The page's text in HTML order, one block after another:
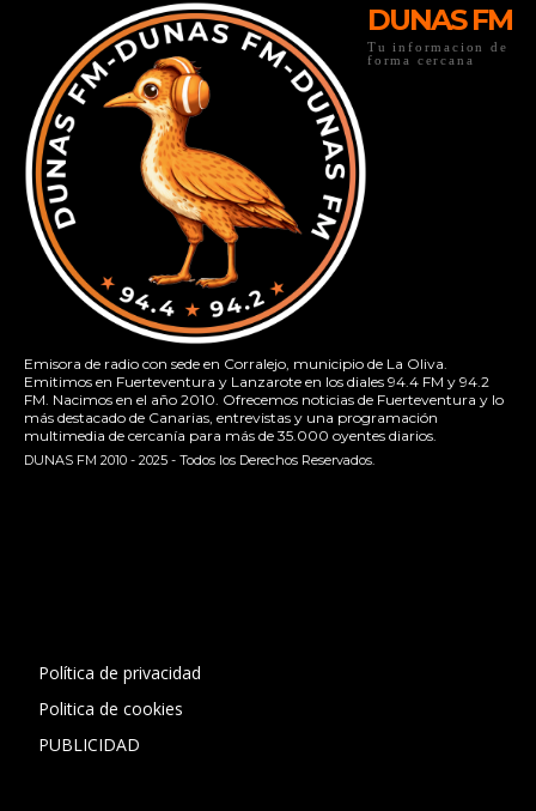
DUNAS FM
Tu informacion de
forma cercana
Emisora de radio con sede en Corralejo, municipio de La Oliva.
Emitimos en Fuerteventura y Lanzarote en los diales 94.4 FM y 94.2
FM. Nacimos en el año 2010. Ofrecemos noticias de Fuerteventura y lo
más destacado de Canarias, entrevistas y una programación
multimedia de cercanía para más de 35.000 oyentes diarios.
DUNAS FM 2010 - 2025 - Todos los Derechos Reservados.
Política de privacidad
Politica de cookies
PUBLICIDAD